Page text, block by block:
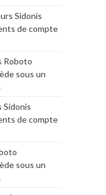
Sidonis
de compte
Roboto
sous un
Sidonis
de compte
sous un